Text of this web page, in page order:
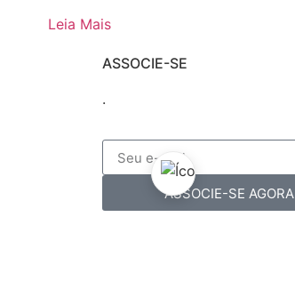
Leia Mais
ASSOCIE-SE
.
ASSOCIE-SE AGORA